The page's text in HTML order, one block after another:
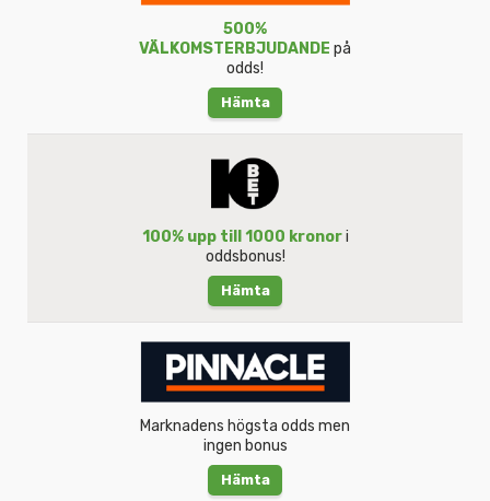
500%
VÄLKOMSTERBJUDANDE på
odds!
Hämta
100% upp till 1000 kronori
oddsbonus!
Hämta
Marknadens högsta odds men
ingen bonus
Hämta